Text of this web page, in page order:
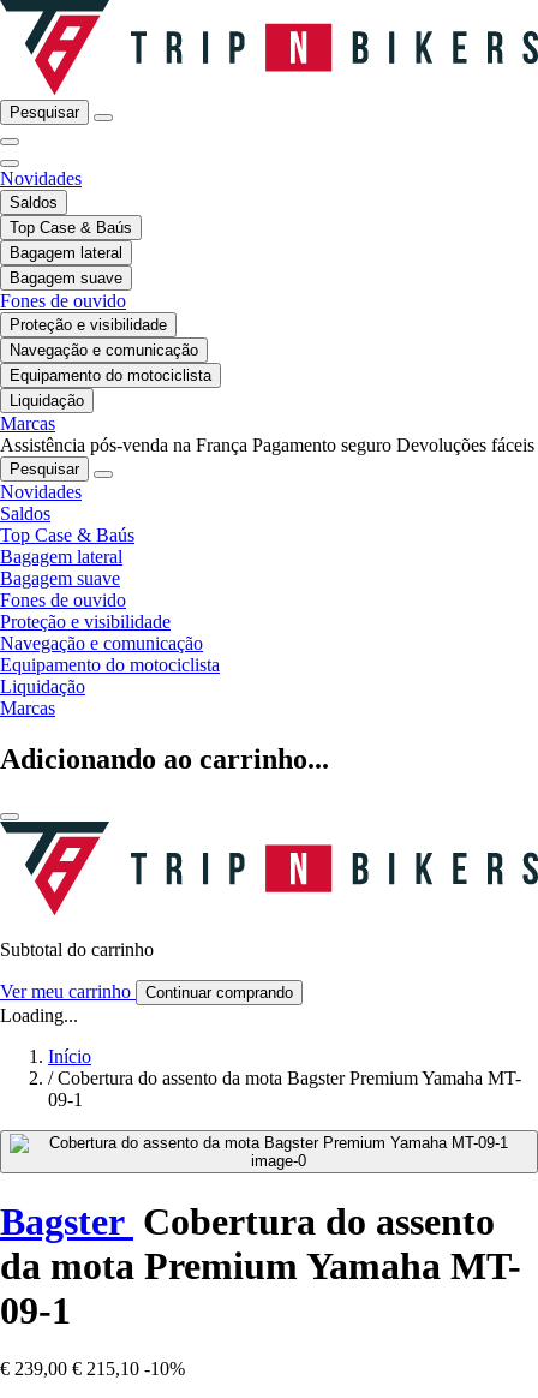
Pesquisar
Novidades
Saldos
Top Case & Baús
Bagagem lateral
Bagagem suave
Fones de ouvido
Proteção e visibilidade
Navegação e comunicação
Equipamento do motociclista
Liquidação
Marcas
Assistência pós-venda na França Pagamento seguro Devoluções fáceis
Pesquisar
Novidades
Saldos
Top Case & Baús
Bagagem lateral
Bagagem suave
Fones de ouvido
Proteção e visibilidade
Navegação e comunicação
Equipamento do motociclista
Liquidação
Marcas
Adicionando ao carrinho...
Subtotal do carrinho
Ver meu carrinho Continuar comprando
Loading...
Início
/ Cobertura do assento da mota Bagster Premium Yamaha MT-
09-1
Bagster Cobertura do assento
da mota Premium Yamaha MT-
09-1
€ 239,00 € 215,10 -10%